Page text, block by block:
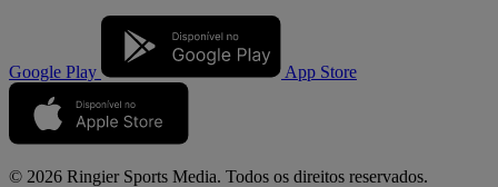
Google Play App Store
© 2026 Ringier Sports Media. Todos os direitos reservados.